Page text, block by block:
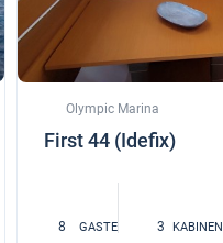
Olympic Marina
First 44 (Idefix)
8 GASTE 3 KABINEN